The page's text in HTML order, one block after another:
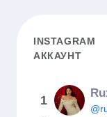
INSTAGRAM
АККАУНТ
1